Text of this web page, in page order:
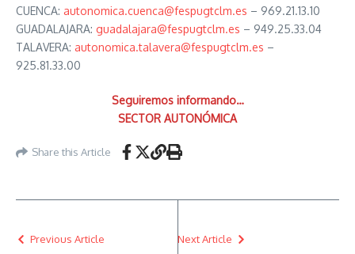
CUENCA: autonomica.cuenca@fespugtclm.es – 969.21.13.10
GUADALAJARA: guadalajara@fespugtclm.es – 949.25.33.04
TALAVERA: autonomica.talavera@fespugtclm.es –
925.81.33.00
Seguiremos informando…
SECTOR AUTONÓMICA
Share this Article
Previous Article Next Article